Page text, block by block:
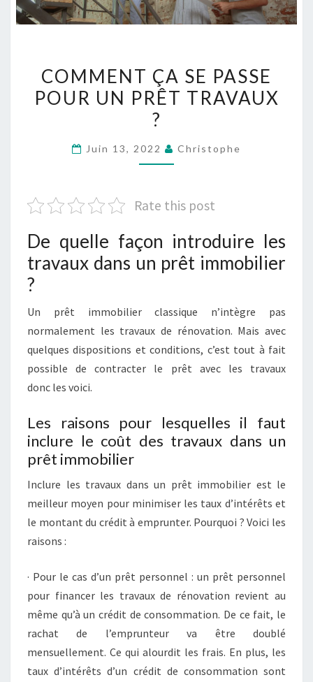
ÇA
SE
PASSE
UN
?
COMMENT ÇA SE PASSE
POUR UN PRÊT TRAVAUX
?
Juin 13, 2022 Christophe
Rate this post
De quelle façon introduire les
travaux dans un prêt immobilier
?
Un prêt immobilier classique n’intègre pas
normalement les travaux de rénovation. Mais avec
quelques dispositions et conditions, c’est tout à fait
possible de contracter le prêt avec les travaux
donc les voici.
Les raisons pour lesquelles il faut
inclure le coût des travaux dans un
prêt immobilier
Inclure les travaux dans un prêt immobilier est le
meilleur moyen pour minimiser les taux d’intérêts et
le montant du crédit à emprunter. Pourquoi ? Voici les
raisons :
· Pour le cas d’un prêt personnel : un prêt personnel
pour financer les travaux de rénovation revient au
même qu’à un crédit de consommation. De ce fait, le
rachat de l’emprunteur va être doublé
mensuellement. Ce qui alourdit les frais. En plus, les
taux d’intérêts d’un crédit de consommation sont